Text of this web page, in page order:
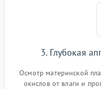
3. Глубокая
Осмотр материнской
окислов от влаги и